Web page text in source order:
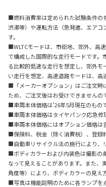
■燃料消費率は定められた試験条件の
渋滞等）や運転方法（急発進、エアコ
す。
■WLTCモードは、市街地、郊外、高
で構成した国際的な走行モードです
る比較的低速な走行を想定し、郊外
い走行を想定、高速道路モードは、高
■「メーカーオプション」はご注文時
ため、ご注文後はお受けできません
■車両本体価格は'26年5月現在のもの
■車両本体価格はタイヤパンク応急修
■車両本体価格にはオプション価格は
■保険料、税金（除く消費税）、登録
■自動車リサイクル法の施行により、
■ボディカラーおよび内装色は撮影の
なって見えることがあります。また、
角度等）により、ボディカラーの見え
■写真は機能説明のために各ランプを